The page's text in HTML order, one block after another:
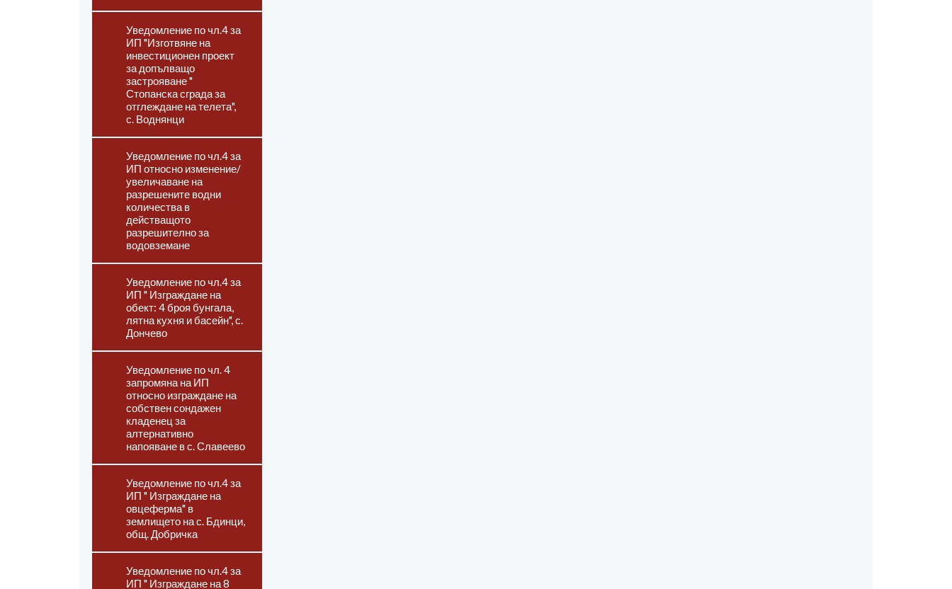
Уведомление по чл.4 за
ИП "Изготвяне на
инвестиционен проект
за допълващо
застрояване "
Стопанска сграда за
отглеждане на телета",
с. Воднянци
Уведомление по чл.4 за
ИП относно изменение/
увеличаване на
разрешените водни
количества в
действащото
разрешително за
водовземане
Уведомление по чл.4 за
ИП " Изграждане на
обект: 4 броя бунгала,
лятна кухня и басейн", с.
Дончево
Уведомление по чл. 4
запромяна на ИП
относно изграждане на
собствен сондажен
кладенец за
алтернативно
напояване в с. Славеево
Уведомление по чл.4 за
ИП " Изграждане на
овцеферма" в
землището на с. Бдинци,
общ. Добричка
Уведомление по чл.4 за
ИП " Изграждане на 8